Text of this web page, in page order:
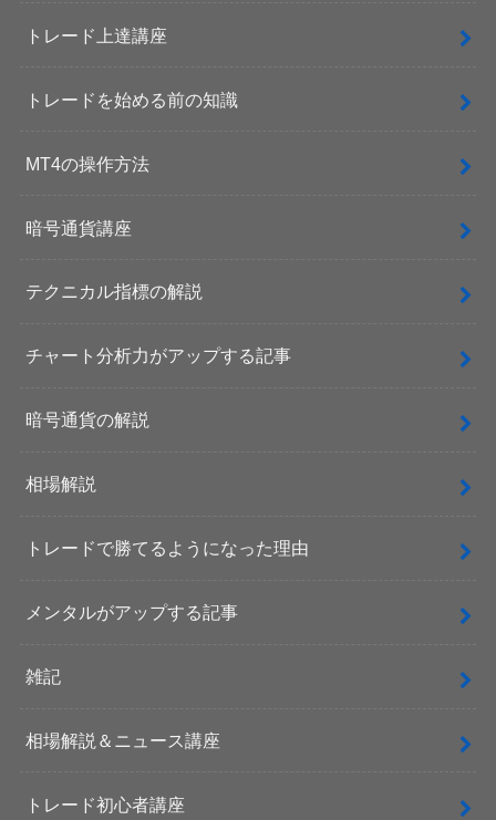
トレード上達講座
トレードを始める前の知識
MT4の操作方法
暗号通貨講座
テクニカル指標の解説
チャート分析力がアップする記事
暗号通貨の解説
相場解説
トレードで勝てるようになった理由
メンタルがアップする記事
雑記
相場解説＆ニュース講座
トレード初心者講座